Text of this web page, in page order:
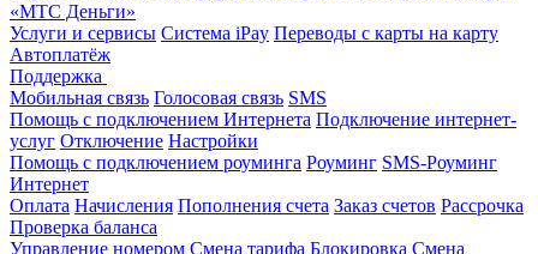
«МТС Деньги»
Услуги и сервисы Система iPay Переводы с карты на карту
Автоплатёж
Поддержка
Мобильная связь Голосовая связь SMS
Помощь с подключением Интернета Подключение интернет-
услуг Отключение Настройки
Помощь с подключением роуминга Роуминг SMS-Роуминг
Интернет
Оплата Начисления Пополнения счета Заказ счетов Рассрочка
Проверка баланса
Управление номером Смена тарифа Блокировка Смена